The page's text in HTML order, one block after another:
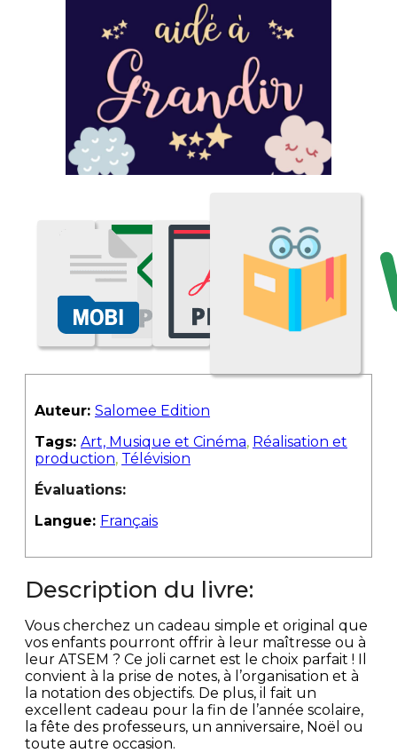
Auteur: Salomee Edition
Tags: Art, Musique et Cinéma, Réalisation et
production, Télévision
Évaluations:
Langue: Français
Description du livre:
Vous cherchez un cadeau simple et original que
vos enfants pourront offrir à leur maîtresse ou à
leur ATSEM ? Ce joli carnet est le choix parfait ! Il
convient à la prise de notes, à l’organisation et à
la notation des objectifs. De plus, il fait un
excellent cadeau pour la fin de l’année scolaire,
la fête des professeurs, un anniversaire, Noël ou
toute autre occasion.